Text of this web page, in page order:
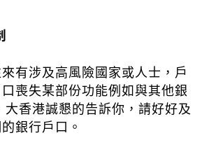
有涉及高風險國家或人士，戶
喪失某部份功能例如與其他銀
大香港誠懇的告訴你，請好好及
銀行戶口。